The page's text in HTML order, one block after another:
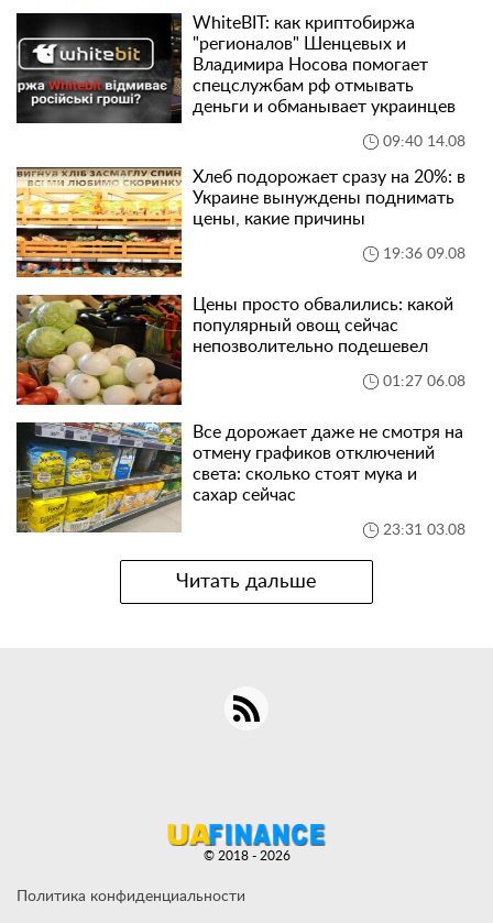
WhiteBIT: как криптобиржа
"регионалов" Шенцевых и
Владимира Носова помогает
спецслужбам рф отмывать
деньги и обманывает украинцев
09:40 14.08
Хлеб подорожает сразу на 20%: в
Украине вынуждены поднимать
цены, какие причины
19:36 09.08
Цены просто обвалились: какой
популярный овощ сейчас
непозволительно подешевел
01:27 06.08
Все дорожает даже не смотря на
отмену графиков отключений
света: сколько стоят мука и
сахар сейчас
23:31 03.08
Читать дальше
Политика конфиденциальности
© 2018 - 2026